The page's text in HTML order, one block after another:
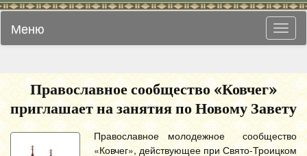
Меню
Православное сообщество «Ковчег»
приглашает на занятия по Новому Завету
Православное молодежное сообщество
«Ковчег», действующее при Свято-Троицком